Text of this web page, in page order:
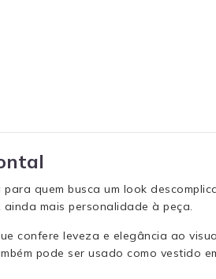
quem busca um look
mais personalidade à peça.
leveza e elegância ao
pode ser usado como vestido